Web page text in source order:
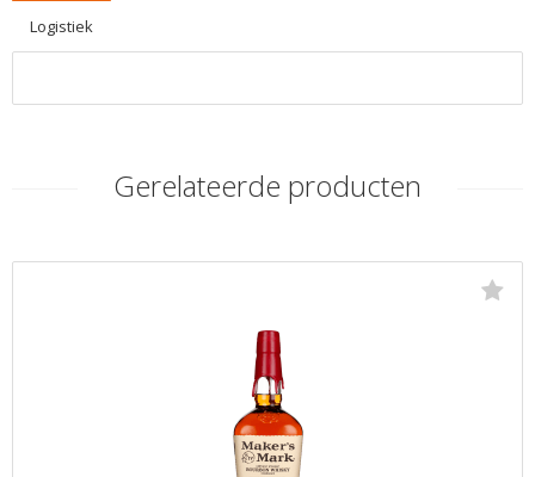
Logistiek
Gerelateerde producten